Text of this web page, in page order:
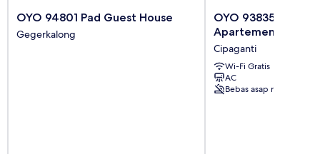
OYO
94801
Pad
OYO 94801 Pad Guest House
Gegerkalong
OYO
93835
The
Jarrdin
Apartemen
By
D
OYO 93835 The
Apartemen By D
Cipaganti
Wi-Fi Gratis
AC
Bebas asap rokok